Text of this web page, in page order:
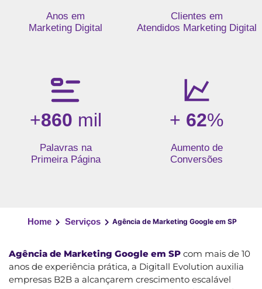
Anos em
Marketing Digital
Clientes em
Atendidos Marketing Digital
+860 mil
Palavras na
Primeira Página
+ 62%
Aumento de
Conversões
Home Serviços Agência de Marketing Google em SP
Agência de Marketing Google em SP com mais de 10
anos de experiência prática, a Digitall Evolution auxilia
empresas B2B a alcançarem crescimento escalável